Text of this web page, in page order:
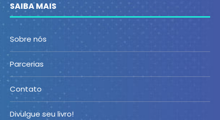
SAIBA MAIS
Sobre nós
Parcerias
Contato
Divulgue seu livro!